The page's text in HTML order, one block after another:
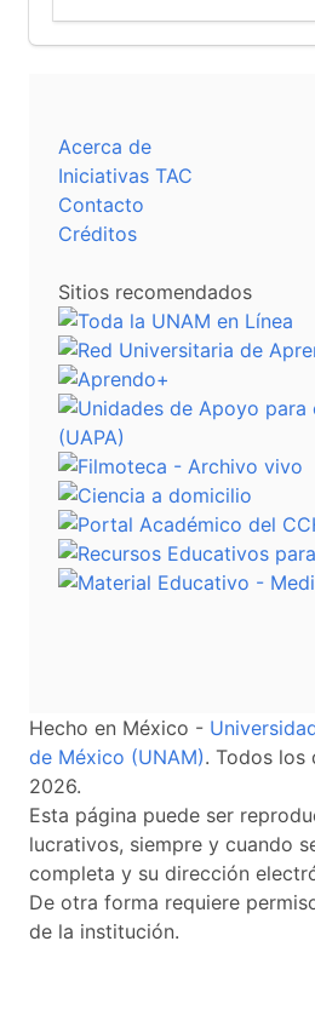
Acerca de
Iniciativas TAC
Contacto
Créditos
Sitios recomendados
Hecho en México -
de México (UNAM). Todos los
2026.
Esta página puede ser
lucrativos, siempre y cuando
completa y su dirección
De otra forma requiere
de la institución.